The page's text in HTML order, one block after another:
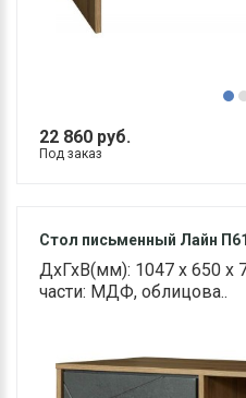
22 860 руб.
Под заказ
Стол письменный Лайн
ДхГхВ(мм): 1047 х 650 х
части: МДФ, облицова..